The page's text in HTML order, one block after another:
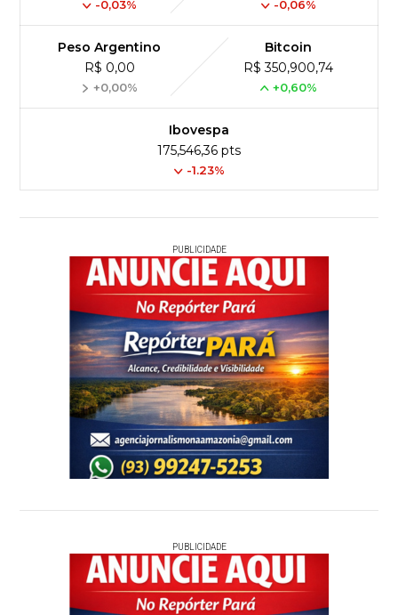
-0,03% -0,06%
Peso Argentino
R$ 0,00
+0,00%
Bitcoin
R$ 350,900,74
+0,60%
Ibovespa
175,546,36 pts
-1.23%
PUBLICIDADE
PUBLICIDADE